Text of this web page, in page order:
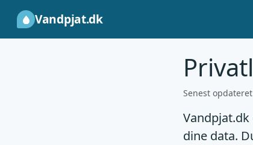
Vandpjat.dk
Senest
dine data.